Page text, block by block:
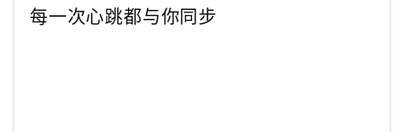
每一次心跳都与你同步